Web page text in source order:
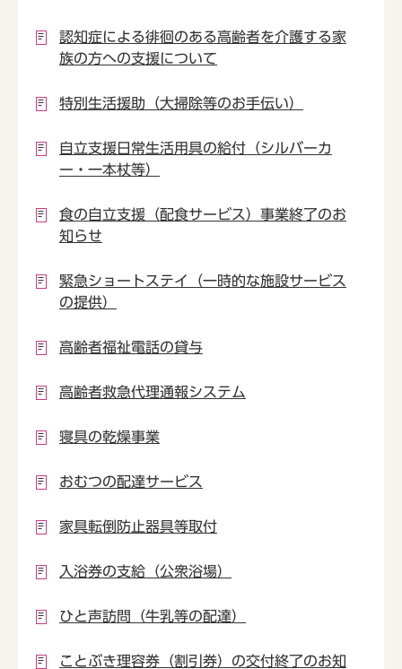
認知症による徘徊のある高齢者を介護する家
族の方への支援について
特別生活援助（大掃除等のお手伝い）
自立支援日常生活用具の給付（シルバーカ
ー・一本杖等）
食の自立支援（配食サービス）事業終了のお
知らせ
緊急ショートステイ（一時的な施設サービス
の提供）
高齢者福祉電話の貸与
高齢者救急代理通報システム
寝具の乾燥事業
おむつの配達サービス
家具転倒防止器具等取付
入浴券の支給（公衆浴場）
ひと声訪問（牛乳等の配達）
ことぶき理容券（割引券）の交付終了のお知